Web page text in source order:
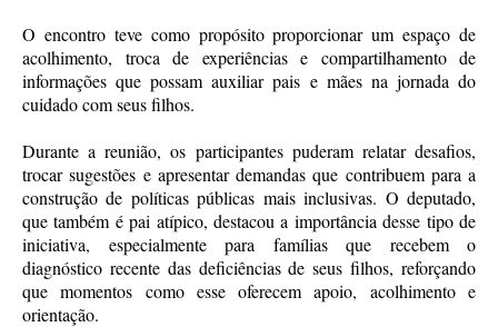
O encontro teve como propósito proporcionar um espaço de
acolhimento, troca de experiências e compartilhamento de
informações que possam auxiliar pais e mães na jornada do
cuidado com seus filhos.
Durante a reunião, os participantes puderam relatar desafios,
trocar sugestões e apresentar demandas que contribuem para a
construção de políticas públicas mais inclusivas. O deputado,
que também é pai atípico, destacou a importância desse tipo de
iniciativa, especialmente para famílias que recebem o
diagnóstico recente das deficiências de seus filhos, reforçando
que momentos como esse oferecem apoio, acolhimento e
orientação.